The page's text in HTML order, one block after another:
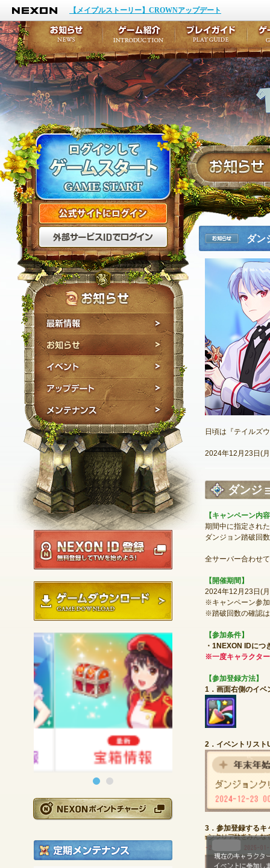
NEXON
【メイプルストーリー】CROWNアップデート
公式サイトにログイン
外部サービスIDでログ
お知らせ
イベント
アップデート
メンテナンス
NEXON ID登録
ゲームダウンロード
NEXONポイントチ
定期メンテナンス
お知らせ
ダン
日頃は『テイルズ
2024年12月23日(
ダンジ
【キャンペーン内
期間中に指定され
ダンジョン踏破回
全サーバー合わせ
【開催期間】
2024年12月23日(
※キャンペーン参
※踏破回数の確認
【参加条件】
・1NEXON IDに
※一度キャラクタ
【参加登録方法】
1．画面右側のイベ
2．イベントリスト
3．参加登録するキ
お知らせ
イベント
アップデート
メンテナンス
ゲーム紹介
キャラクター作成
テイルズ初級者講座
ここだけは知ってお